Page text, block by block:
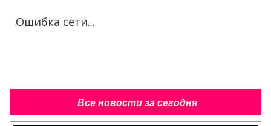
Ошибка сети...
Все новости за сегодня